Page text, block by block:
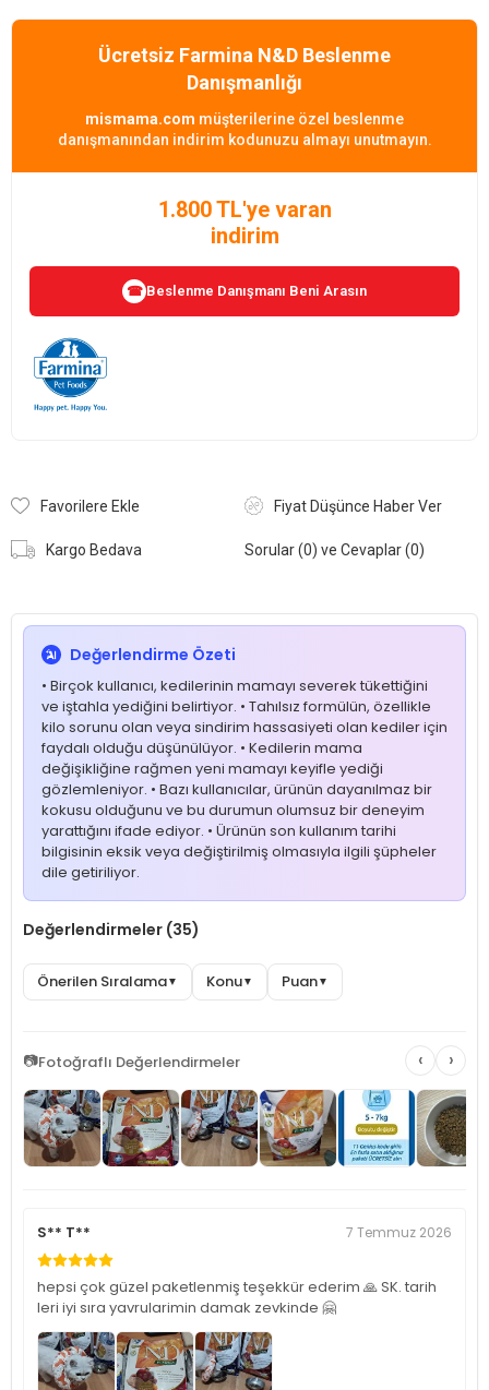
Ücretsiz Farmina N&D Beslenme
Danışmanlığı
mismama.com müşterilerine özel beslenme
danışmanından indirim kodunuzu almayı unutmayın.
1.800 TL'ye varan
indirim
☎ Beslenme Danışmanı Beni Arasın
Favorilere Ekle Fiyat Düşünce Haber Ver
Kargo Bedava Sorular (0) ve Cevaplar (0)
Değerlendirme Özeti
• Birçok kullanıcı, kedilerinin mamayı severek tükettiğini
ve iştahla yediğini belirtiyor. • Tahılsız formülün, özellikle
kilo sorunu olan veya sindirim hassasiyeti olan kediler için
faydalı olduğu düşünülüyor. • Kedilerin mama
değişikliğine rağmen yeni mamayı keyifle yediği
gözlemleniyor. • Bazı kullanıcılar, ürünün dayanılmaz bir
kokusu olduğunu ve bu durumun olumsuz bir deneyim
yarattığını ifade ediyor. • Ürünün son kullanım tarihi
bilgisinin eksik veya değiştirilmiş olmasıyla ilgili şüpheler
dile getiriliyor.
Değerlendirmeler (35)
Önerilen Sıralama▼ Konu▼ Puan▼
📷Fotoğraflı Değerlendirmeler ‹ ›
S** T** 7 Temmuz 2026
hepsi çok güzel paketlenmiş teşekkür ederim 🙏 SK. tarih
leri iyi sıra yavrularimin damak zevkinde 🤗